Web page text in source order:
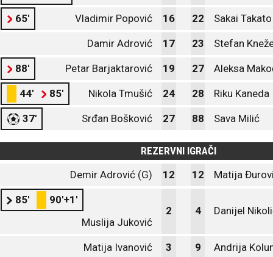
65' Vladimir Popović 16 22 Sakai Takato
Damir Adrović 17 23 Stefan
88' Petar Barjaktarović 19 27 Aleksa
44' 85' Nikola Tmušić 24 28 Riku Kaneda
37' Srđan Bošković 27 88 Sava Milić
REZERVNI IGRAČI
Demir Adrović (G)
12 12 Matija
85'
90'+1'
Muslija Juković
2 4 Danijel
Matija Ivanović 3 9 Andrija